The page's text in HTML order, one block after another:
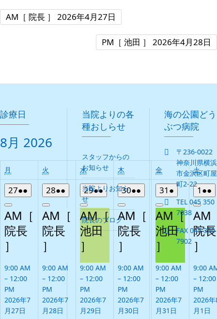
AM［ 院長 ］ 2026年4月27日
PM［ 池田 ］ 2026年4月28日
診療日
8月 2026
月
曜
日
火
曜
日
水水
曜
日
木
曜
日
金
曜
日
土土
曜
日
272026
年
7
月
27
●●
件
の
イ
Close
AM［
院長
］
9:00 AM
– 12:00
PM
2026年7
月27日
282026
年
7
月
28
●●
件
の
イ
Close
AM［
院長
］
9:00 AM
– 12:00
PM
2026年7
月28日
292026
年
7
月
29
●●(2
件
の
イ
ベ
Close
AM［
池田
］
9:00 AM
– 12:00
PM
2026年7
月29日
302026
年
7
月
30
●●
件
の
イ
Close
AM［
院長
］
9:00 AM
– 12:00
PM
2026年7
月30日
31 2026
年
7
月
31
日
● (1
件
の
イ
ベ
ン
Close
AM［
池田
］
9:00 AM
– 12:00
PM
2026年7
月31日
1
年
8
月
1
●●
Close
AM
院長
］
9:00
– 12:00
PM
2026
月1日
当院よりの各
種おしらせ
スタッフからの
お知らせ
当院よりお知ら
せ
院長のブログ
海の公園どう
ぶつ病院
〒236-0022
神奈川県横浜
市金沢区町屋
町2-22
TEL 045 350
7038
FAX 045 350
7902